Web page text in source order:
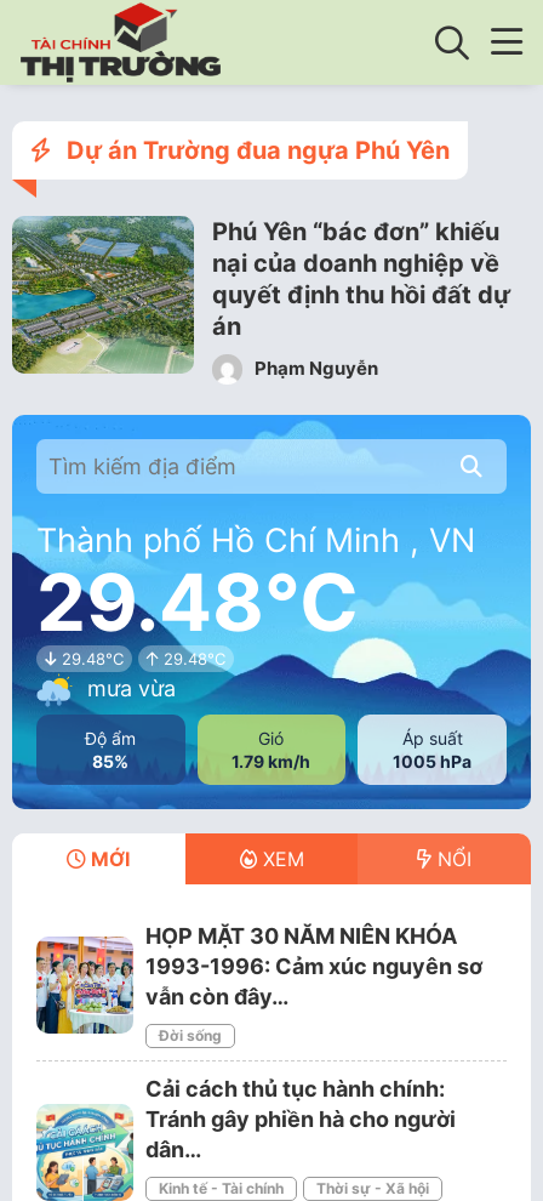
Dự án Trường đua ngựa Phú Yên
Phú Yên “bác đơn” khiếu
nại của doanh nghiệp về
quyết định thu hồi đất dự
án
Phạm Nguyễn
Thành phố Hồ Chí Minh , VN
29.48°C
29.48°C 29.48°C
mưa vừa
Độ ẩm
85%
Gió
1.79 km/h
Áp suất
1005 hPa
MỚI XEM NỔI
HỌP MẶT 30 NĂM NIÊN KHÓA
1993-1996: Cảm xúc nguyên sơ
vẫn còn đây…
Đời sống
Cải cách thủ tục hành chính:
Tránh gây phiền hà cho người
dân…
Kinh tế - Tài chính
Thời sự - Xã hội